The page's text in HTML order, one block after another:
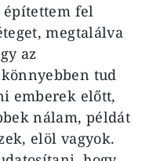
fel
megtalálva
az
tud
emberek előtt,
nálam, példát
elöl vagyok.